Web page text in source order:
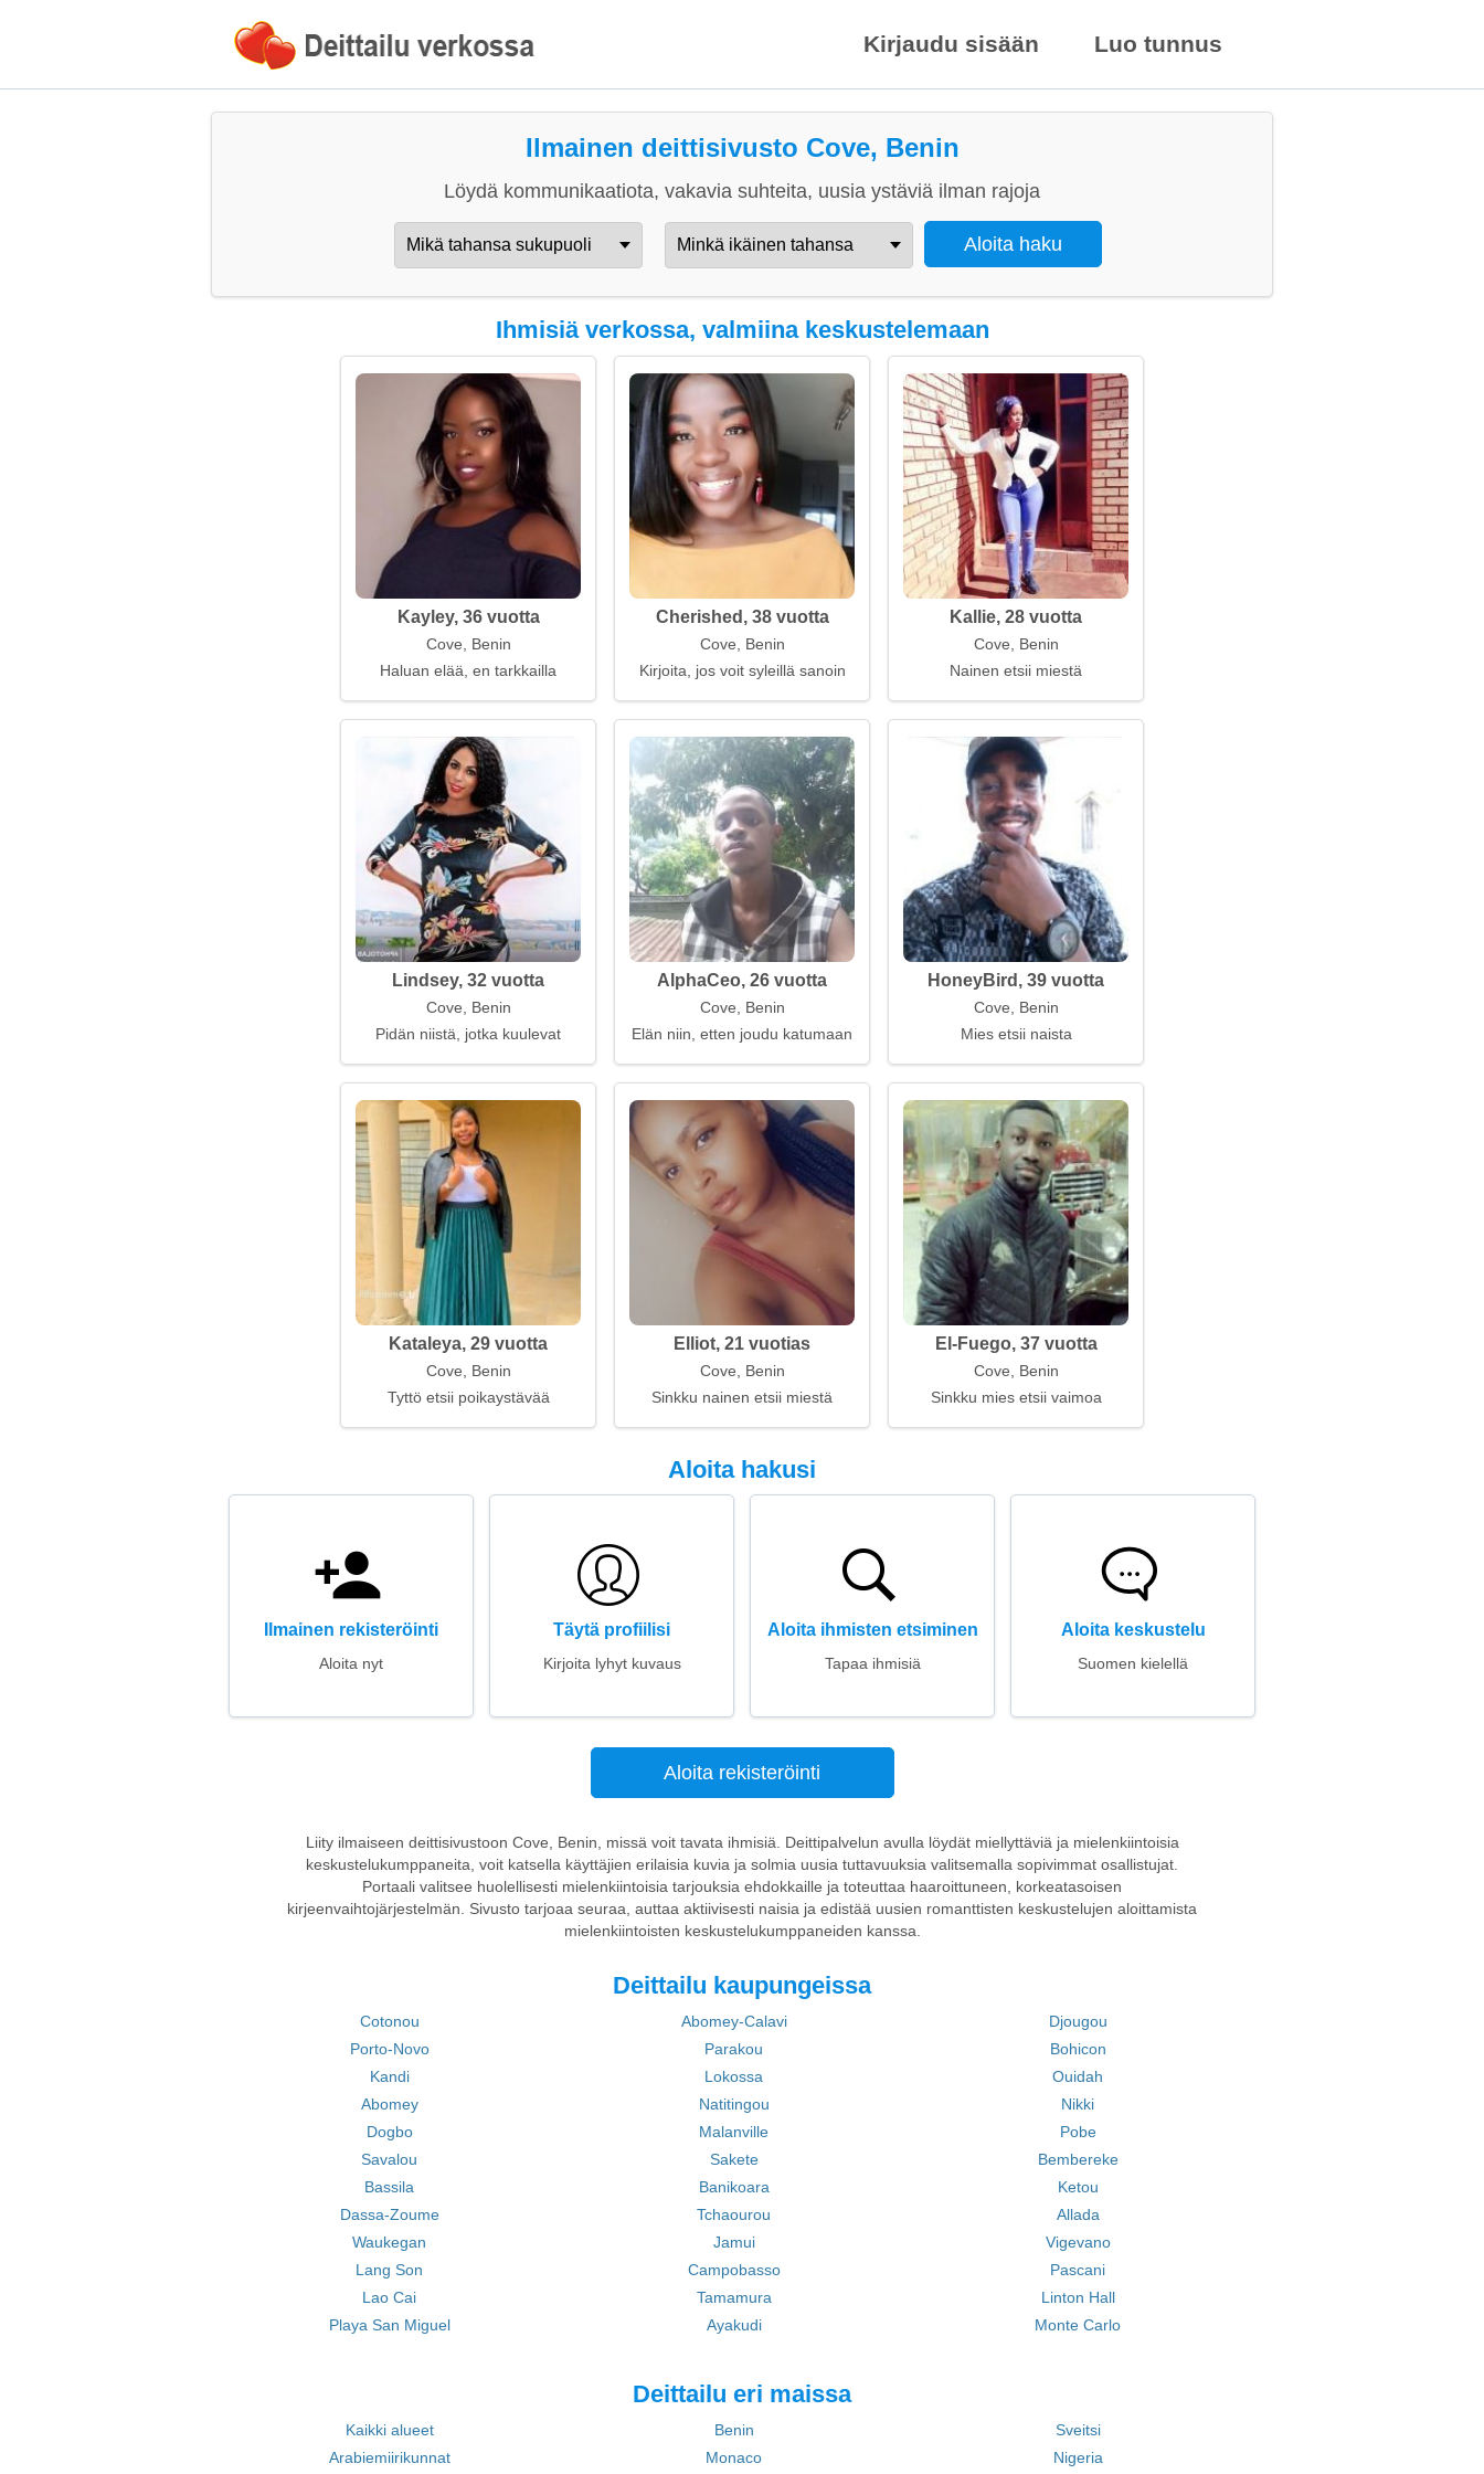
Kirjaudu sisään Luo tunnus
Ilmainen deittisivusto Cove, Benin
Löydä kommunikaatiota, vakavia suhteita, uusia ystäviä ilman rajoja
Ihmisiä verkossa, valmiina keskustelemaan
Kayley, 36 vuotta
Cove, Benin
Haluan elää, en tarkkailla
Cherished, 38 vuotta
Cove, Benin
Kirjoita, jos voit syleillä sanoin
Kallie, 28 vuotta
Cove, Benin
Nainen etsii miestä
Lindsey, 32 vuotta
Cove, Benin
Pidän niistä, jotka kuulevat
AlphaCeo, 26 vuotta
Cove, Benin
Elän niin, etten joudu katumaan
HoneyBird, 39 vuotta
Cove, Benin
Mies etsii naista
Kataleya, 29 vuotta
Cove, Benin
Tyttö etsii poikaystävää
Elliot, 21 vuotias
Cove, Benin
Sinkku nainen etsii miestä
El-Fuego, 37 vuotta
Cove, Benin
Sinkku mies etsii vaimoa
Aloita hakusi
Ilmainen rekisteröinti
Aloita nyt
Täytä profiilisi
Kirjoita lyhyt kuvaus
Aloita ihmisten etsiminen
Tapaa ihmisiä
Aloita keskustelu
Suomen kielellä
Aloita rekisteröinti
Liity ilmaiseen deittisivustoon Cove, Benin, missä voit tavata ihmisiä. Deittipalvelun avulla löydät miellyttäviä ja mielenkiintoisia
keskustelukumppaneita, voit katsella käyttäjien erilaisia kuvia ja solmia uusia tuttavuuksia valitsemalla sopivimmat osallistujat.
Portaali valitsee huolellisesti mielenkiintoisia tarjouksia ehdokkaille ja toteuttaa haaroittuneen, korkeatasoisen
kirjeenvaihtojärjestelmän. Sivusto tarjoaa seuraa, auttaa aktiivisesti naisia ja edistää uusien romanttisten keskustelujen aloittamista
mielenkiintoisten keskustelukumppaneiden kanssa.
Deittailu kaupungeissa
Cotonou Abomey-Calavi
Djougou
Porto-Novo
Parakou
Bohicon
Kandi
Lokossa
Ouidah
Abomey
Natitingou
Nikki
Dogbo
Malanville
Pobe
Savalou
Sakete
Bembereke
Bassila
Banikoara
Ketou
Dassa-Zoume
Tchaourou
Allada
Waukegan
Jamui
Vigevano
Lang Son
Campobasso
Pascani
Lao Cai
Tamamura
Linton Hall
Playa San Miguel
Ayakudi Monte Carlo
Deittailu eri maissa
Kaikki alueet Benin
Sveitsi
Arabiemiirikunnat
Monaco Nigeria